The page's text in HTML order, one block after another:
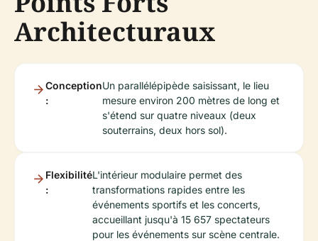
Architecturaux
Conception
:
Un parallélépipède saisissant, le lieu
mesure environ 200 mètres de long et
s'étend sur quatre niveaux (deux
souterrains, deux hors sol).
Flexibilité
:
L'intérieur modulaire permet des
transformations rapides entre les
événements sportifs et les concerts,
accueillant jusqu'à 15 657 spectateurs
pour les événements sur scène centrale.